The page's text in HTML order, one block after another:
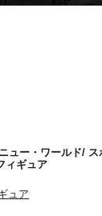
ュー・ワールド/
フィギュア
ュア